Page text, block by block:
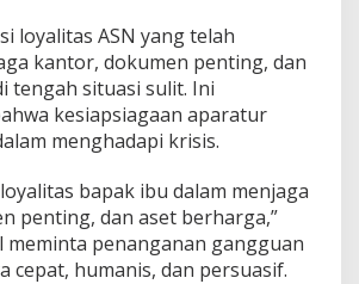
loyalitas ASN yang telah
kantor, dokumen penting, dan
tengah situasi sulit. Ini
kesiapsiagaan aparatur
menghadapi krisis.
bapak ibu dalam menjaga
penting, dan aset berharga,”
meminta penanganan gangguan
cepat, humanis, dan persuasif.